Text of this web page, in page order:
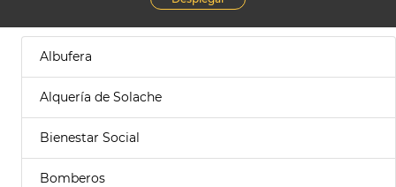
Albufera
Alquería de Solache
Bienestar Social
Bomberos